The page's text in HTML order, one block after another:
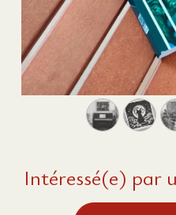
Intéressé(e) par